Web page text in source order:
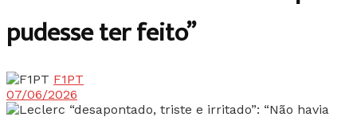
pudesse ter feito”
F1PT
07/06/2026